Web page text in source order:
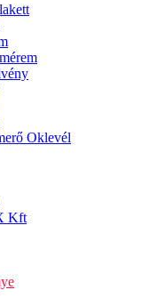
Oklevél
Kft